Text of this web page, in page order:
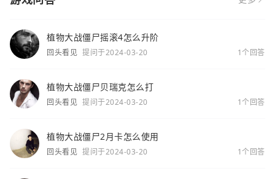
植物大战僵尸摇滚4怎么升阶
回头看见 提问于2024-03-20 1个回答
植物大战僵尸贝瑞克怎么打
回头看见 提问于2024-03-20 1个回答
植物大战僵尸2月卡怎么使用
回头看见 提问于2024-03-20 1个回答